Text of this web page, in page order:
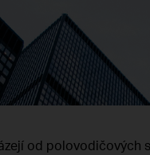
od polovodičových